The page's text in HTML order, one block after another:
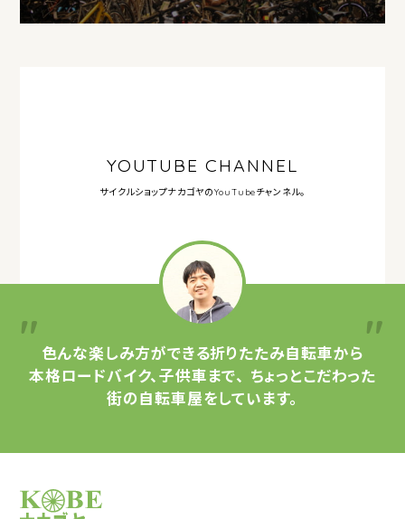
YOUTUBE CHANNEL
サイクルショップナカゴヤのYouTubeチャンネル。
色んな楽しみ方ができる折りたたみ自転車から
本格ロードバイク、子供車まで、 ちょっとこだわった
街の自転車屋をしています。
サイクルショップナカゴヤ